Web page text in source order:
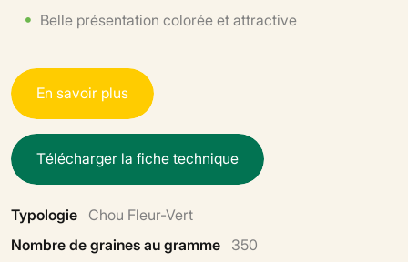
Belle présentation colorée et attractive
En savoir plus
Télécharger la fichetechnique
Typologie Chou Fleur-Vert
Nombre de graines au gramme 350